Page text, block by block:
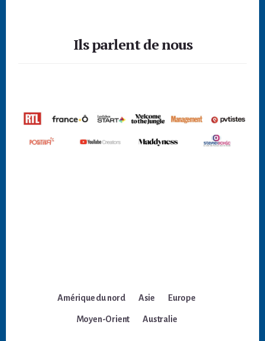
Ils parlent de nous
Amérique du nord Asie Europe
Moyen-Orient Australie